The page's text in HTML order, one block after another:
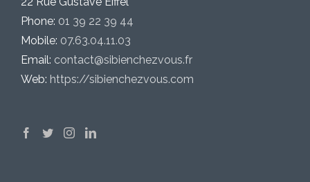
Phone: 01 39 22 39 44
Mobile: 07.63.04.11.03
Email: contact@sibienchezvous.fr
Web: https://sibienchezvous.com